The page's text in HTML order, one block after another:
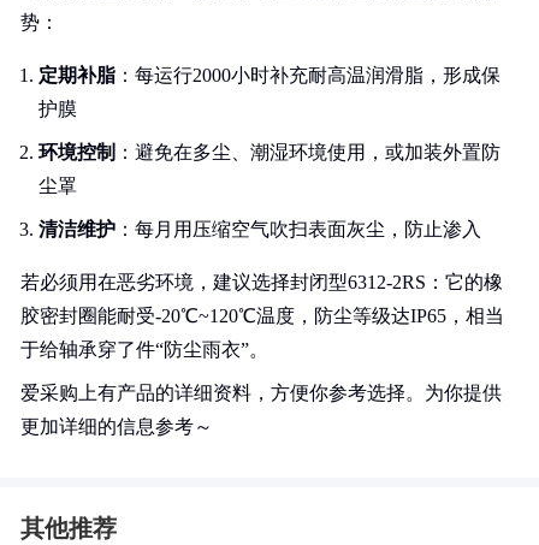
势：
定期补脂 ：每运行2000小时补充耐高温润滑脂，形成保
护膜
环境控制 ：避免在多尘、潮湿环境使用，或加装外置防
尘罩
清洁维护 ：每月用压缩空气吹扫表面灰尘，防止渗入
若必须用在恶劣环境，建议选择封闭型6312-2RS：它的橡
胶密封圈能耐受-20℃~120℃温度，防尘等级达IP65，相当
于给轴承穿了件“防尘雨衣”。
爱采购上有产品的详细资料，方便你参考选择。为你提供
更加详细的信息参考～
其他推荐